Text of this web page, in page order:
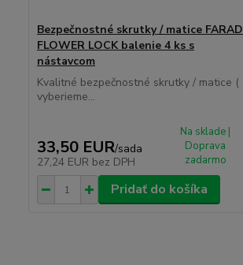
Bezpečnostné skrutky / matice FARAD
FLOWER LOCK balenie 4 ks s
nástavcom
Kvalitné bezpečnostné skrutky / matice (
vyberieme...
33,50 EUR/sada
27,24 EUR bez DPH
Na sklade |
Doprava
zadarmo
Pridať do košíka